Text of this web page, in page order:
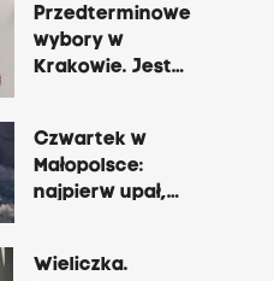
Przedterminowe
wybory w
Krakowie. Jest
Czwartek w
Małopolsce:
najpierw upał,
Wieliczka.